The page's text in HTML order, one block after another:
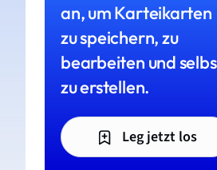
an, um Karteikarten
zu speichern, zu
bearbeiten und
zu erstellen.
Leg jetzt los